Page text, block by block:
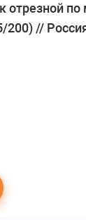
отрезной по
200) //